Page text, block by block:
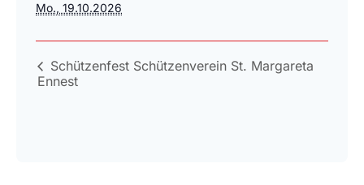
Mo., 19.10.2026
Schützenfest Schützenverein St. Margareta
Ennest